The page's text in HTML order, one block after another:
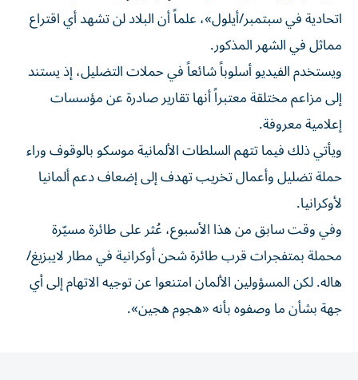
اتحادية في سبتمبر/أيلول»، علماً أن البلاد لن تشهد أي اقتراع
مماثل في الشهر المذكور.
ويستخدم الفيديو أسلوباً شائعاً في حملات التضليل، إذ يستند
إلى مزاعم مختلقة معتبراً أنها تقارير صادرة عن مؤسسات
إعلامية معروفة.
ويأتي ذلك فيما تتهم السلطات الألمانية موسكو بالوقوف وراء
حملة تضليل وأعمال تخريب تهدف إلى إضعاف دعم ألمانيا
لأوكرانيا.
وفي وقت سابق من هذا الأسبوع، عُثر على طائرة مسيّرة
محملة بمتفجرات قرب طائرة شحن أوكرانية في مطار لايبزيغ/
هاله. لكن المسؤولين الألمان امتنعوا عن توجيه الاتهام إلى أي
جهة بشأن ما وصفوه بأنه «هجوم هجين».